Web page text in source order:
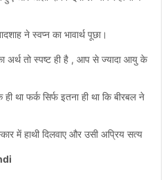
ने स्वप्न का भावार्थ पूछा।
अर्थ तो स्पष्ट ही है , आप से ज्यादा आयु के
था फर्क सिर्फ इतना ही था कि बीरबल ने
में हाथी दिलवाए और उसी अप्रिय सत्य